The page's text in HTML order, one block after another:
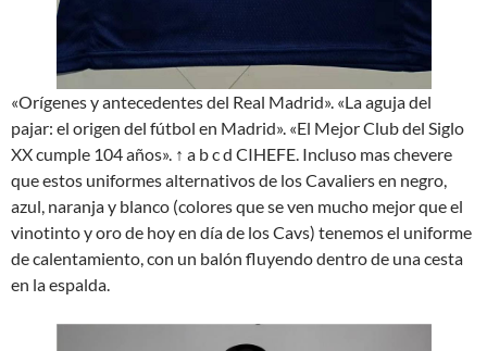
«Orígenes y antecedentes del Real Madrid». «La aguja del
pajar: el origen del fútbol en Madrid». «El Mejor Club del Siglo
XX cumple 104 años». ↑ a b c d CIHEFE. Incluso mas chevere
que estos uniformes alternativos de los Cavaliers en negro,
azul, naranja y blanco (colores que se ven mucho mejor que el
vinotinto y oro de hoy en día de los Cavs) tenemos el uniforme
de calentamiento, con un balón fluyendo dentro de una cesta
en la espalda.